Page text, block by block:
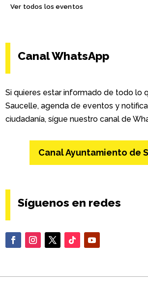
Ver todos los eventos
Canal WhatsApp
Si quieres estar informado de todo lo
Saucelle, agenda de eventos y
ciudadanía, sígue nuestro canal de
Canal Ayuntamiento de
Síguenos en redes